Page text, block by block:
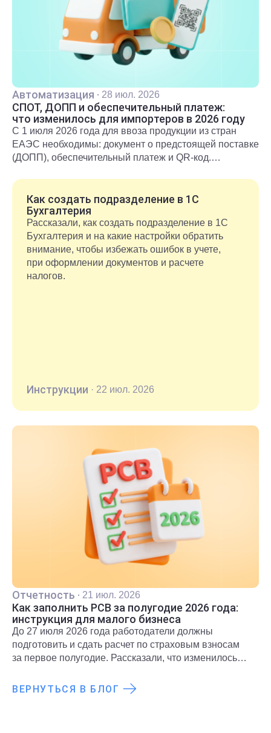
Автоматизация · 28 июл. 2026
СПОТ, ДОПП и обеспечительный платеж:
что изменилось для импортеров в 2026 году
С 1 июля 2026 года для ввоза продукции из стран
ЕАЭС необходимы: документ о предстоящей поставке
(ДОПП), обеспечительный платеж и QR-код.
рассказали в статье.
Как создать подразделение в 1С
Бухгалтерия
Рассказали, как создать подразделение в 1С
Бухгалтерия и на какие настройки обратить
внимание, чтобы избежать ошибок в учете,
при оформлении документов и расчете
налогов.
Инструкции · 22 июл. 2026
Отчетность · 21 июл. 2026
Как заполнить РСВ за полугодие 2026 года:
инструкция для малого бизнеса
До 27 июля 2026 года работодатели должны
подготовить и сдать расчет по страховым взносам
за первое полугодие. Рассказали, что изменилось
включить в расчет.
ВЕРНУТЬСЯ В БЛОГ